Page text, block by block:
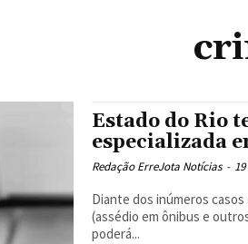
Estado do Rio
especializada
Redação ErreJota Notícias -
Diante dos inúmeros
(assédio em ônibus e
poderá...